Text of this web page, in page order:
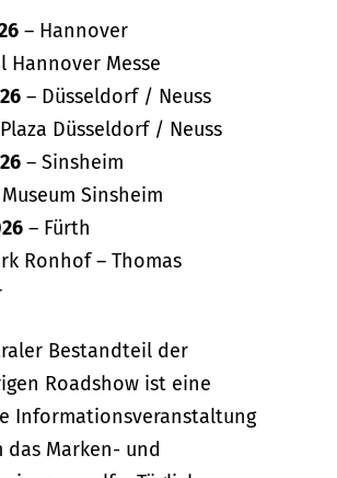
– Hannover
Hannover Messe
– Düsseldorf / Neuss
Düsseldorf / Neuss
– Sinsheim
Sinsheim
– Fürth
Ronhof – Thomas
Bestandteil der
Roadshow ist eine
Informationsveranstaltung
das Marken- und